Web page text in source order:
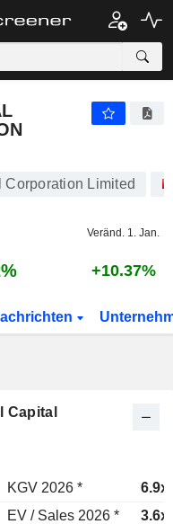
Limited
Veränd. 1. Jan.
+10.37%
Capital
KGV 2026 *
6.9x
EV / Sales 2026 *
3.6x